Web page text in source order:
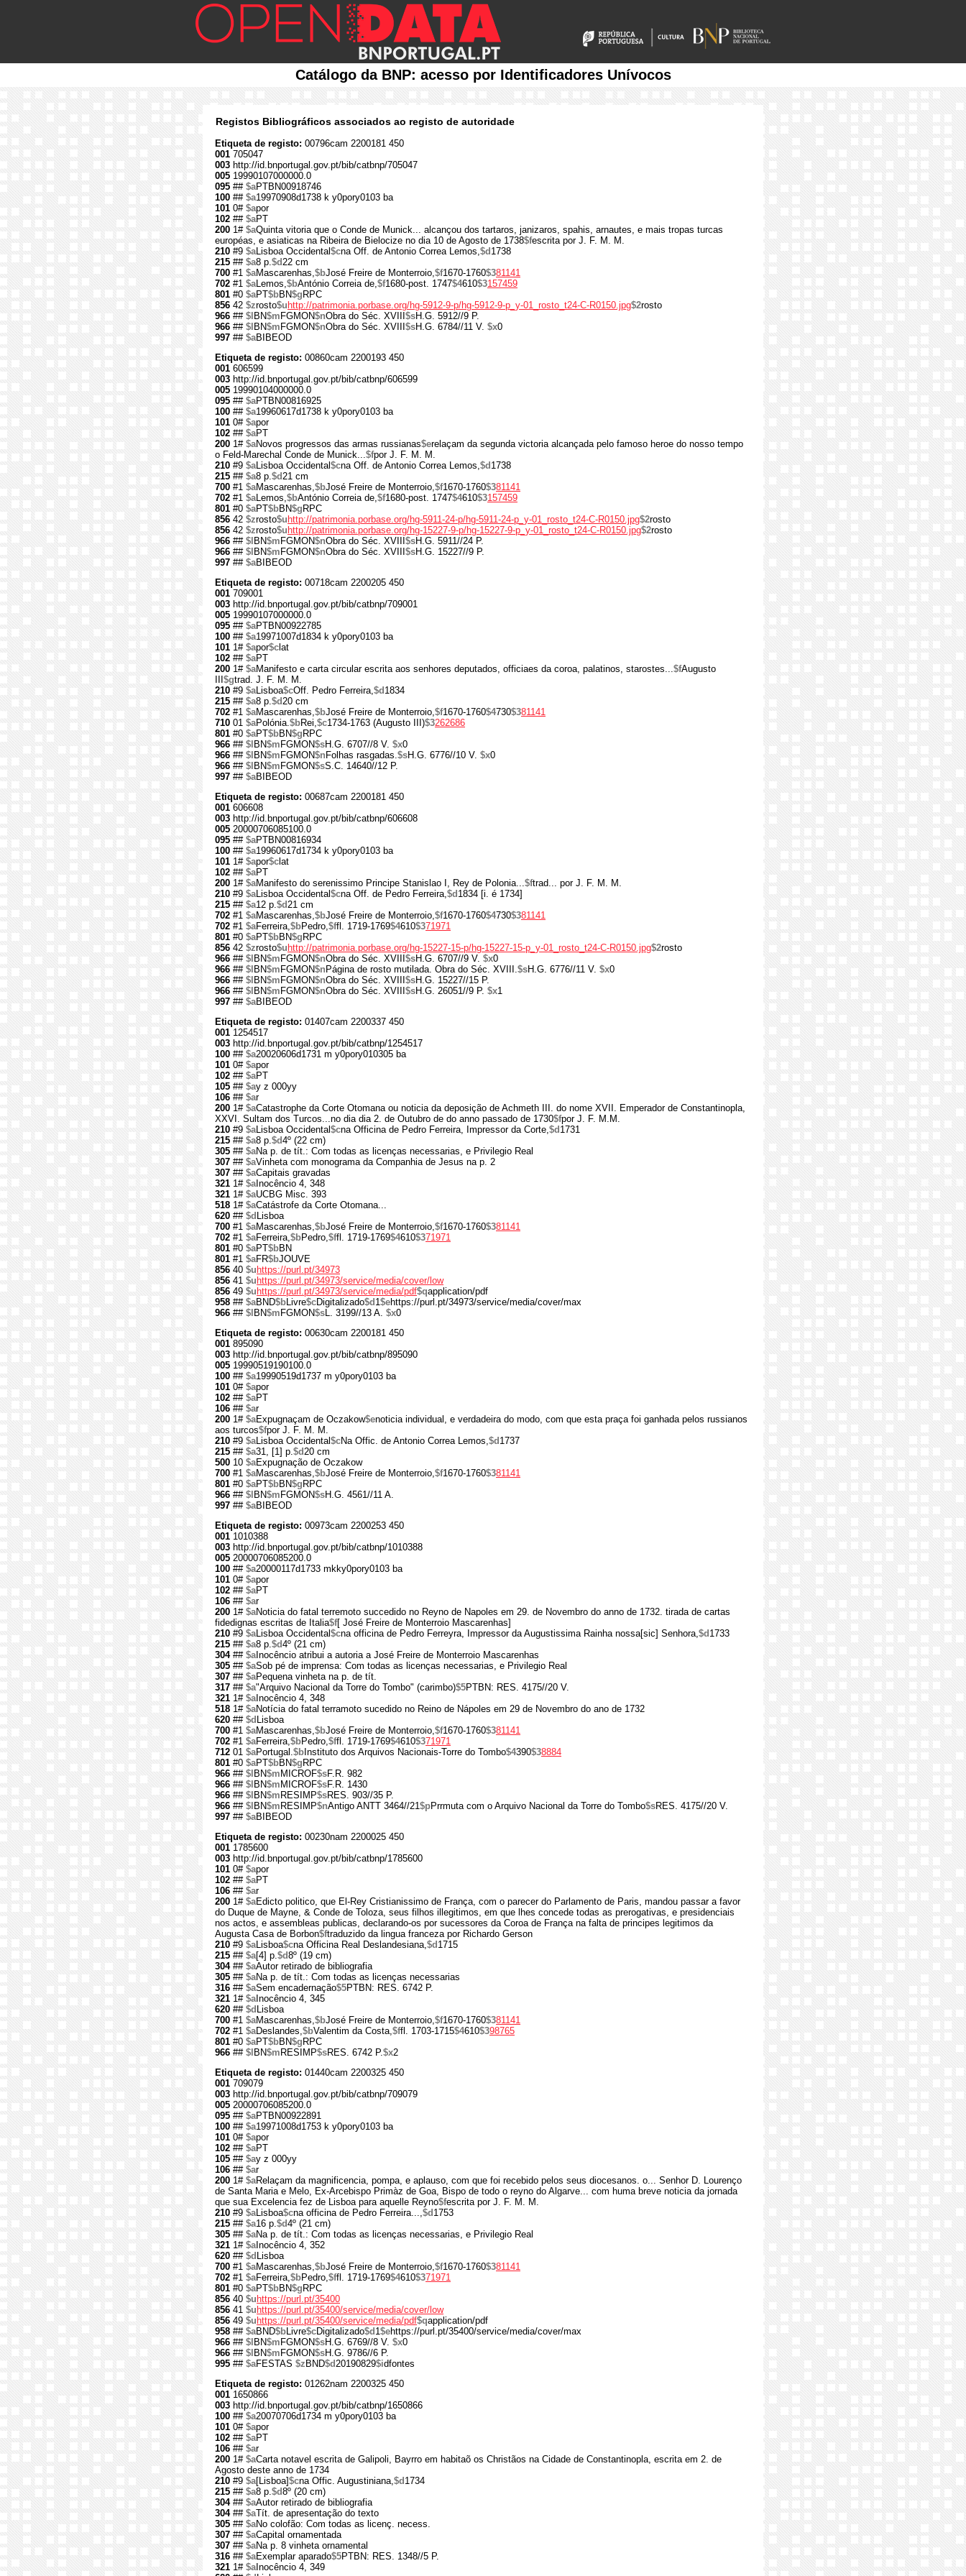
Catálogo da BNP: acesso por Identificadores Unívocos
Registos Bibliográficos associados ao registo de autoridade
Etiqueta de registo: 00796cam 2200181 450
001 705047
003 http://id.bnportugal.gov.pt/bib/catbnp/705047
005 19990107000000.0
095 ## $aPTBN00918746
100 ## $a19970908d1738 k y0pory0103 ba
101 0# $apor
102 ## $aPT
200 1# $aQuinta vitoria que o Conde de Munick... alcançou dos tartaros, janizaros, spahis, arnautes, e mais tropas turcas
européas, e asiaticas na Ribeira de Bielocize no dia 10 de Agosto de 1738$fescrita por J. F. M. M.
210 #9 $aLisboa Occidental$cna Off. de Antonio Correa Lemos,$d 1738
215 ## $a8 p.$d22 cm
700 #1 $aMascarenhas,$bJosé Freire de Monterroio,$f1670-1760$381141
702 #1 $aLemos,$bAntónio Correia de,$f1680-post. 1747$4610$3157459
801 #0 $aPT$bBN$g RPC
856 42 $zrosto$u http://patrimonia.porbase.org/hg-5912-9-p/hg-5912-9-p_y-01_rosto_t24-C-R0150.jpg$2rosto
966 ## $l BN$m FGMON$nObra do Séc. XVIII $sH.G. 5912//9 P.
966 ## $l BN$m FGMON$nObra do Séc. XVIII $sH.G. 6784//11 V. $x0
997 ## $aBIBEOD
Etiqueta de registo: 00860cam 2200193 450
001 606599
003 http://id.bnportugal.gov.pt/bib/catbnp/606599
005 19990104000000.0
095 ## $aPTBN00816925
100 ## $a19960617d1738 k y0pory0103 ba
101 0# $apor
102 ## $aPT
200 1# $aNovos progressos das armas russianas$erelaçam da segunda victoria alcançada pelo famoso heroe do nosso tempo
o Feld-Marechal Conde de Munick...$fpor J. F. M. M.
210 #9 $aLisboa Occidental$cna Off. de Antonio Correa Lemos,$d 1738
215 ## $a8 p.$d21 cm
700 #1 $aMascarenhas,$bJosé Freire de Monterroio,$f1670-1760$381141
702 #1 $aLemos,$bAntónio Correia de,$f1680-post. 1747$4610$3157459
801 #0 $aPT$bBN$g RPC
856 42 $zrosto$u http://patrimonia.porbase.org/hg-5911-24-p/hg-5911-24-p_y-01_rosto_t24-C-R0150.jpg$2rosto
856 42 $zrosto$u http://patrimonia.porbase.org/hg-15227-9-p/hg-15227-9-p_y-01_rosto_t24-C-R0150.jpg$2rosto
966 ## $l BN$m FGMON$nObra do Séc. XVIII $sH.G. 5911//24 P.
966 ## $l BN$m FGMON$nObra do Séc. XVIII $sH.G. 15227//9 P.
997 ## $aBIBEOD
Etiqueta de registo: 00718cam 2200205 450
001 709001
003 http://id.bnportugal.gov.pt/bib/catbnp/709001
005 19990107000000.0
095 ## $aPTBN00922785
100 ## $a19971007d1834 k y0pory0103 ba
101 1# $apor$c lat
102 ## $aPT
200 1# $aManifesto e carta circular escrita aos senhores deputados, officiaes da coroa, palatinos, starostes...$fAugusto
$gtrad. J. F. M. M.
210 #9 $aLisboa$cOff. Pedro Ferreira,$d 1834
215 ## $a8 p.$d20 cm
702 #1 $aMascarenhas,$bJosé Freire de Monterroio,$f1670-1760$4730$381141
710 01 $aPolónia.$bRei,$c1734-1763 (Augusto III)$3262686
801 #0 $aPT$bBN$g RPC
966 ## $l BN$m FGMON$sH.G. 6707//8 V. $x0
966 ## $l BN$m FGMON$n Folhas rasgadas.$sH.G. 6776//10 V. $x0
966 ## $l BN$m FGMON$sS.C. 14640//12 P.
997 ## $aBIBEOD
Etiqueta de registo: 00687cam 2200181 450
001 606608
003 http://id.bnportugal.gov.pt/bib/catbnp/606608
005 20000706085100.0
095 ## $aPTBN00816934
100 ## $a19960617d1734 k y0pory0103 ba
101 1# $apor$c lat
102 ## $aPT
200 1# $aManifesto do serenissimo Principe Stanislao I, Rey de Polonia...$ftrad... por J. F. M. M.
210 #9 $aLisboa Occidental$cna Off. de Pedro Ferreira,$d 1834 [i. é 1734]
215 ## $a12 p.$d21 cm
702 #1 $aMascarenhas,$bJosé Freire de Monterroio,$f1670-1760$4730$381141
702 #1 $aFerreira,$bPedro,$ffl. 1719-1769$4610$371971
801 #0 $aPT$bBN$g RPC
856 42 $zrosto$u http://patrimonia.porbase.org/hg-15227-15-p/hg-15227-15-p_y-01_rosto_t24-C-R0150.jpg$2rosto
966 ## $l BN$m FGMON$nObra do Séc. XVIII $sH.G. 6707//9 V. $x0
966 ## $l BN$m FGMON$n Página de rosto mutilada. Obra do Séc. XVIII.$sH.G. 6776//11 V. $x0
966 ## $l BN$m FGMON$nObra do Séc. XVIII $sH.G. 15227//15 P.
966 ## $l BN$m FGMON$nObra do Séc. XVIII $sH.G. 26051//9 P. $x1
997 ## $aBIBEOD
Etiqueta de registo: 01407cam 2200337 450
001 1254517
003 http://id.bnportugal.gov.pt/bib/catbnp/1254517
100 ## $a20020606d1731 m y0pory010305 ba
101 0# $apor
102 ## $aPT
105 ## $ay z 000yy
106 ## $ar
200 1# $aCatastrophe da Corte Otomana ou noticia da deposição de Achmeth III. do nome XVII. Emperador de Constantinopla,
XXVI. Sultam dos Turcos...no dia dia 2. de Outubro de do anno passado de 1730$fpor J. F. M.M.
210 #9 $aLisboa Occidental$cna Officina de Pedro Ferreira, Impressor da Corte,$d 1731
215 ## $a8 p.$d4º (22 cm)
305 ## $aNa p. de tít.: Com todas as licenças necessarias, e Privilegio Real
307 ## $aVinheta com monograma da Companhia de Jesus na p. 2
307 ## $aCapitais gravadas
321 1# $aInocêncio 4, 348
321 1# $aUCBG Misc. 393
518 1# $aCatástrofe da Corte Otomana...
620 ## $d Lisboa
700 #1 $aMascarenhas,$bJosé Freire de Monterroio,$f1670-1760$381141
702 #1 $aFerreira,$bPedro,$ffl. 1719-1769$4610$371971
801 #0 $aPT$bBN
801 #1 $aFR$bJOUVE
856 40 $u https://purl.pt/34973
856 41 $u https://purl.pt/34973/service/media/cover/low
856 49 $u https://purl.pt/34973/service/media/pdf$qapplication/pdf
958 ## $aBND$bLivre$cDigitalizado$d 1$ehttps://purl.pt/34973/service/media/cover/max
966 ## $l BN$m FGMON$sL. 3199//13 A. $x0
Etiqueta de registo: 00630cam 2200181 450
001 895090
003 http://id.bnportugal.gov.pt/bib/catbnp/895090
005 19990519190100.0
100 ## $a19990519d1737 m y0pory0103 ba
101 0# $apor
102 ## $aPT
106 ## $ar
200 1# $aExpugnaçam de Oczakow$enoticia individual, e verdadeira do modo, com que esta praça foi ganhada pelos russianos
aos turcos$fpor J. F. M. M.
210 #9 $aLisboa Occidental$cNa Offic. de Antonio Correa Lemos,$d 1737
215 ## $a31, [1] p.$d20 cm
500 10 $aExpugnação de Oczakow
700 #1 $aMascarenhas,$bJosé Freire de Monterroio,$f1670-1760$381141
801 #0 $aPT$bBN$g RPC
966 ## $l BN$m FGMON$sH.G. 4561//11 A.
997 ## $aBIBEOD
Etiqueta de registo: 00973cam 2200253 450
001 1010388
003 http://id.bnportugal.gov.pt/bib/catbnp/1010388
005 20000706085200.0
100 ## $a20000117d1733 mkky0pory0103 ba
101 0# $apor
102 ## $aPT
106 ## $ar
200 1# $aNoticia do fatal terremoto succedido no Reyno de Napoles em 29. de Novembro do anno de 1732. tirada de cartas
fidedignas escritas de Italia$f[ José Freire de Monterroio Mascarenhas]
210 #9 $aLisboa Occidental$cna officina de Pedro Ferreyra, Impressor da Augustissima Rainha nossa[sic] Senhora,$d 1733
215 ## $a8 p.$d4º (21 cm)
304## $aInocêncio atribui a autoria a José Freire de Monterroio Mascarenhas
305 ## $aSob pé de imprensa: Com todas as licenças necessarias, e Privilegio Real
307 ## $aPequena vinheta na p. de tít.
317 ## $a"Arquivo Nacional da Torre do Tombo" (carimbo)$5PTBN: RES. 4175//20 V.
321 1# $aInocêncio 4, 348
518 1# $aNotícia do fatal terramoto sucedido no Reino de Nápoles em 29 de Novembro do ano de 1732
620 ## $d Lisboa
700 #1 $aMascarenhas,$bJosé Freire de Monterroio,$f1670-1760$381141
702 #1 $aFerreira,$bPedro,$ffl. 1719-1769$4610$371971
712 01 $aPortugal.$b Instituto dos Arquivos Nacionais-Torre do Tombo$4390$38884
801 #0 $aPT$bBN$g RPC
966 ## $l BN$m MICROF$sF.R. 982
966 ## $l BN$m MICROF$sF.R. 1430
966 ## $l BN$m RESIMP$sRES. 903//35 P.
966 ## $l BN$m RESIMP$nAntigo ANTT 3464//21$pPrrmuta com o Arquivo Nacional da Torre do Tombo$sRES. 4175//20 V.
997 ## $aBIBEOD
Etiqueta de registo: 00230nam 2200025 450
001 1785600
003 http://id.bnportugal.gov.pt/bib/catbnp/1785600
101 0# $apor
102 ## $aPT
106 ## $ar
200 1# $aEdicto politico, que El-Rey Cristianissimo de França, com o parecer do Parlamento de Paris, mandou passar a favor
do Duque de Mayne, & Conde de Toloza, seus filhos illegitimos, em que lhes concede todas as prerogativas, e presidenciais
nos actos, e assembleas publicas, declarando-os por sucessores da Coroa de França na falta de principes legitimos da
Augusta Casa de Borbon$ftraduzido da lingua franceza por Richardo Gerson
210 #9 $aLisboa$cna Officina Real Deslandesiana,$d 1715
215 ## $a[4] p.$d8º (19 cm)
304## $aAutor retirado de bibliografia
305 ## $aNa p. de tít.: Com todas as licenças necessarias
316 ## $aSem encadernação$5PTBN: RES. 6742 P.
321 1# $aInocêncio 4, 345
620 ## $d Lisboa
700 #1 $aMascarenhas,$bJosé Freire de Monterroio,$f1670-1760$381141
702 #1 $aDeslandes,$bValentim da Costa,$ffl. 1703-1715$4610$398765
801 #0 $aPT$bBN$g RPC
966 ## $l BN$m RESIMP$sRES. 6742 P.$x2
Etiqueta de registo: 01440cam 2200325 450
001 709079
003 http://id.bnportugal.gov.pt/bib/catbnp/709079
005 20000706085200.0
095 ## $aPTBN00922891
100 ## $a19971008d1753 k y0pory0103 ba
101 0# $apor
102 ## $aPT
105 ## $ay z 000yy
106 ## $ar
200 1# $aRelaçam da magnificencia, pompa, e aplauso, com que foi recebido pelos seus diocesanos. o... Senhor D. Lourenço
de Santa Maria e Melo, Ex-Arcebispo Primàz de Goa, Bispo de todo o reyno do Algarve... com huma breve noticia da jornada
que sua Excelencia fez de Lisboa para aquelle Reyno$fescrita por J. F. M. M.
210 #9 $aLisboa$cna officina de Pedro Ferreira...,$d 1753
215 ## $a16 p.$d4º (21 cm)
305 ## $aNa p. de tít.: Com todas as licenças necessarias, e Privilegio Real
321 1# $aInocêncio 4, 352
620 ## $d Lisboa
700 #1 $aMascarenhas,$bJosé Freire de Monterroio,$f1670-1760$381141
702 #1 $aFerreira,$bPedro,$ffl. 1719-1769$4610$371971
801 #0 $aPT$bBN$g RPC
856 40 $u https://purl.pt/35400
856 41 $u https://purl.pt/35400/service/media/cover/low
856 49 $u https://purl.pt/35400/service/media/pdf$qapplication/pdf
958 ## $aBND$bLivre$cDigitalizado$d 1$ehttps://purl.pt/35400/service/media/cover/max
966 ## $l BN$m FGMON$sH.G. 6769//8 V. $x0
966 ## $l BN$m FGMON$sH.G. 9786//6 P.
995 ## $aFESTAS $z BND$d20190829$idfontes
Etiqueta de registo: 01262nam 2200325 450
001 1650866
003 http://id.bnportugal.gov.pt/bib/catbnp/1650866
100 ## $a20070706d1734 m y0pory0103 ba
101 0# $apor
102 ## $aPT
106 ## $ar
200 1# $aCarta notavel escrita de Galipoli, Bayrro em habitaõ os Christãos na Cidade de Constantinopla, escrita em 2. de
Agosto deste anno de 1734
210 #9 $a[Lisboa]$cna Offic. Augustiniana,$d 1734
215 ## $a8 p.$d8º (20 cm)
304## $aAutor retirado de bibliografia
304## $aTít. de apresentação do texto
305 ## $aNo colofão: Com todas as licenç. necess.
307 ## $aCapital ornamentada
307 ## $aNa p. 8 vinheta ornamental
316 ## $aExemplar aparado$5PTBN: RES. 1348//5 P.
321 1# $aInocêncio 4, 349